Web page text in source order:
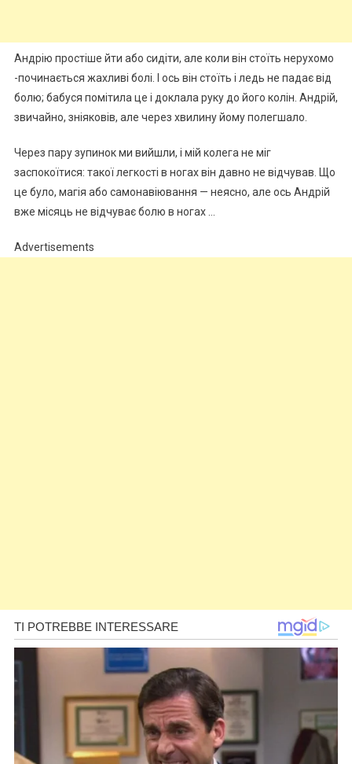
Андрію простіше йти або сидіти, але коли він стоїть нерухомо
-починається жахливі болі. І ось він стоїть і ледь не падає від
болю; бабуся помітила це і доклала руку до його колін. Андрій,
звичайно, зніяковів, але через хвилину йому полегшало.
Через пару зупинок ми вийшли, і мій колега не міг
заспокоїтися: такої легкості в ногах він давно не відчував. Що
це було, магія або самонавіювання — неясно, але ось Андрій
вже місяць не відчуває болю в ногах …
Advertisements